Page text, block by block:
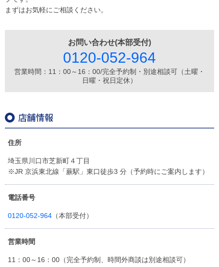
まずはお気軽にご相談ください。
お問い合わせ(本部受付)
0120-052-964
営業時間：11：00～16：00/完全予約制・別途相談可（土曜・
日曜・祝日定休）
住所
埼玉県川口市芝新町４丁目
※JR 京浜東北線「蕨駅」東口徒歩3 分（予約時にご案内します）
電話番号
0120-052-964 （本部受付）
営業時間
11：00～16：00（完全予約制、時間外商談は別途相談可）